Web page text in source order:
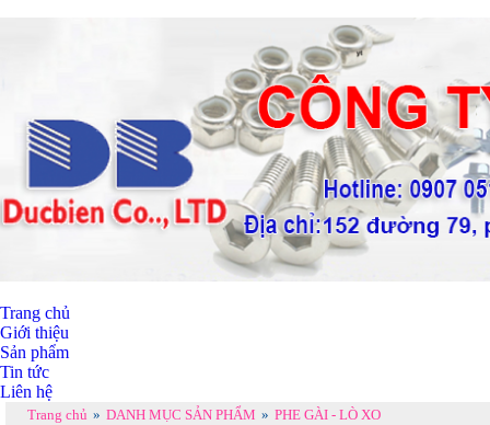
Trang chủ
Giới thiệu
Sản phẩm
Tin tức
Liên hệ
Trang chủ » DANH MỤC SẢN PHẨM » PHE GÀI - LÒ XO